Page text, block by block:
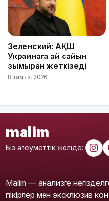
Зеленский: АҚШ
Украинаға ай сайын
зымыран жеткізеді
8 тамыз, 2026
malim
Біз әлеуметтік желіде:
Malim — анализге
пікірлер мен эксклюзив